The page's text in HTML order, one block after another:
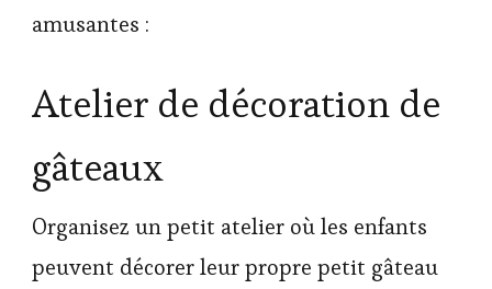
amusantes :
Atelier de décoration de
gâteaux
Organisez un petit atelier où les enfants
peuvent décorer leur propre petit gâteau